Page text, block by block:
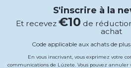
S'inscrire à la
Et recevez €10 de
achat
Code applicable aux achats de
En vous inscrivant, vous exprimez votre
communications de Lúzete. Vous pouvez